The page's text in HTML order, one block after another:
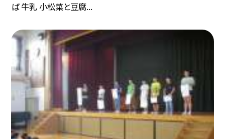
ば 牛乳 小松菜と豆腐...